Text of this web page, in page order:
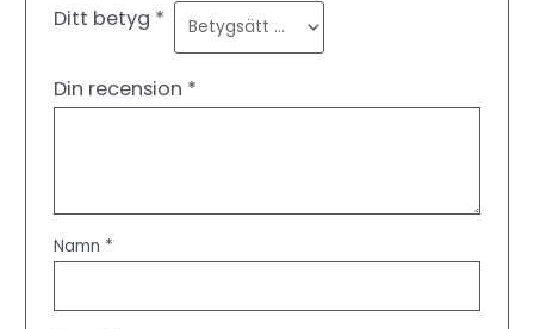
Ditt betyg *
Din recension *
Namn *